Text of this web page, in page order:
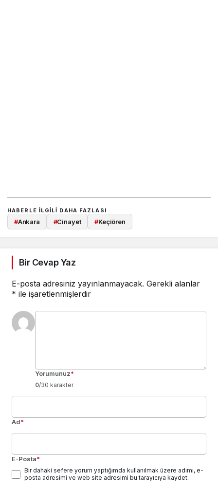
HABERLE ILGILI DAHA FAZLASI
#Ankara #Cinayet #Keçiören
Bir Cevap Yaz
E-posta adresiniz yayınlanmayacak. Gerekli alanlar
* ile işaretlenmişlerdir
Yorumunuz*
0/30 karakter
Ad*
E-Posta*
Bir dahaki sefere yorum yaptığımda kullanılmak üzere adımı, e-
posta adresimi ve web site adresimi bu tarayıcıya kaydet.